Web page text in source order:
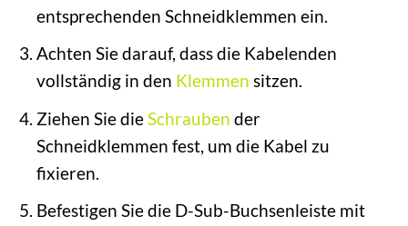
entsprechenden Schneidklemmen ein.
Achten Sie darauf, dass die Kabelenden
vollständig in den Klemmen sitzen.
Ziehen Sie dieSchrauben der
Schneidklemmen fest, um die Kabel zu
fixieren.
Befestigen Sie die D-Sub-Buchsenleiste mit